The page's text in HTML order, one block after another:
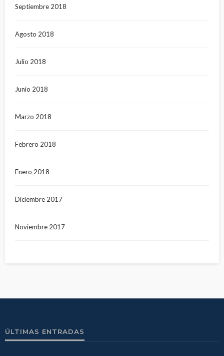
Septiembre 2018
Agosto 2018
Julio 2018
Junio 2018
Marzo 2018
Febrero 2018
Enero 2018
Diciembre 2017
Noviembre 2017
ÚLTIMAS ENTRADAS